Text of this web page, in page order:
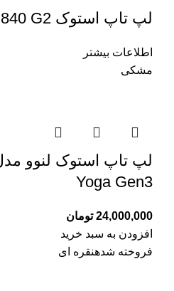
لپ تاپ استوک HP Elitebook 840 G2
اطلاعات بیشتر
مشکی
Yoga Gen3
24,000,000 تومان
افزودن به سبد خرید
فروخته شدهنقره ای